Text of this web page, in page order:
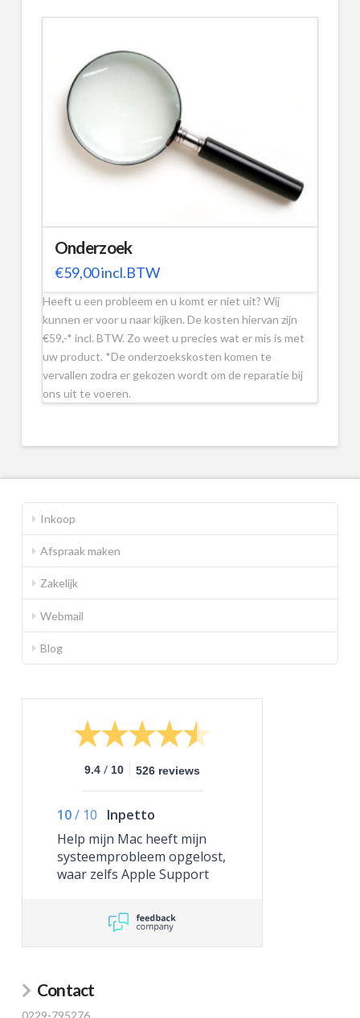
Onderzoek
€59,00incl.BTW
Heeft u een probleem en u komt er niet uit? Wij
kunnen er voor u naar kijken. De kosten hiervan zijn
€59,-* incl. BTW. Zo weet u precies wat er mis is met
uw product. *De onderzoekskosten komen te
vervallen zodra er gekozen wordt om de reparatie bij
ons uit te voeren.
Inkoop
Afspraak maken
Zakelijk
Webmail
Blog
9.4 / 10 526 reviews
10/ 10
Inpetto
Help mijn Mac heeft mijn
systeemprobleem opgelost,
waar zelfs Apple Support
Contact